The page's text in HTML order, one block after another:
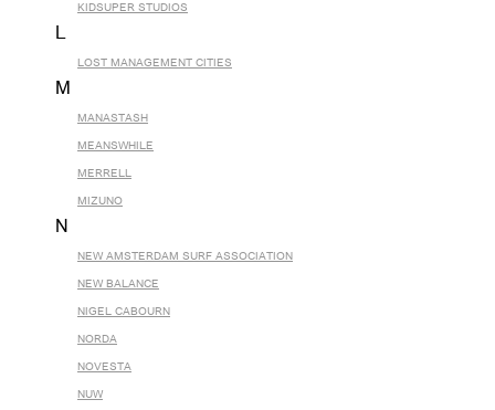
KIDSUPER STUDIOS
L
LOST MANAGEMENT CITIES
M
MANASTASH
MEANSWHILE
MERRELL
MIZUNO
N
NEW AMSTERDAM SURF ASSOCIATION
NEW BALANCE
NIGEL CABOURN
NORDA
NOVESTA
NUW